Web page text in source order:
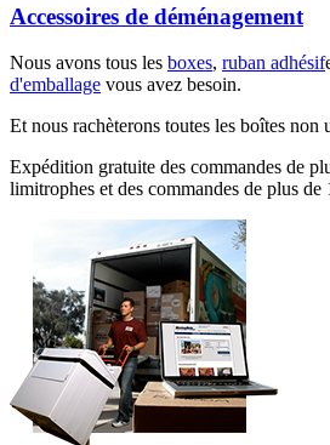
Accessoires de déménagement
Nous avons tous les boxes, ruban adhésif
d'emballage vous avez besoin.
Et nous rachèterons toutes les boîtes non
Expédition gratuite des commandes de
limitrophes et des commandes de plus de